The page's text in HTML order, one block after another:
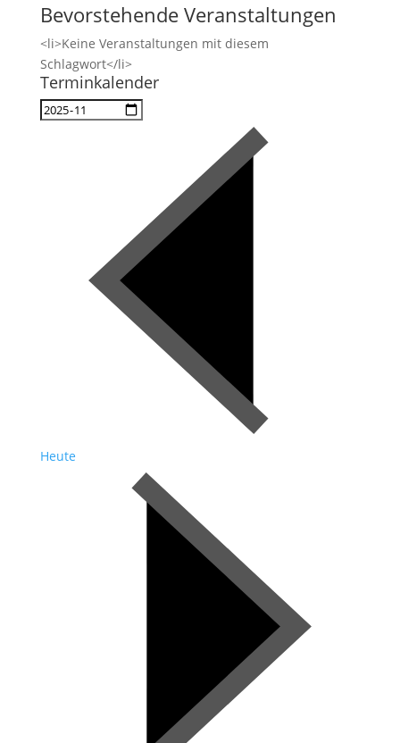
Bevorstehende Veranstaltungen
<li>Keine Veranstaltungen mit diesem
Schlagwort</li>
Terminkalender
Heute